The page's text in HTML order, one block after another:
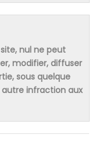
nul ne peut
modifier, diffuser
sous quelque
infraction aux